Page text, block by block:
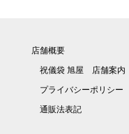
店舗概要
祝儀袋 旭屋 店舗案内
プライバシーポリシー
通販法表記